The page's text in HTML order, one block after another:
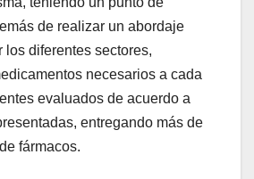
de realizar un abordaje
los diferentes sectores,
necesarios a cada
evaluados de acuerdo a
entregando más de
fármacos.